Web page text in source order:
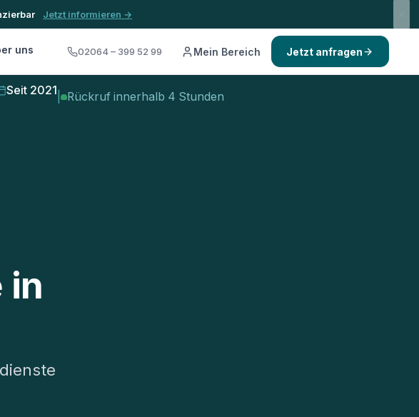
Jetzt informieren →
uns 02064 – 399 52 99 Mein Bereich Jetzt anfragen
Seit 2021 | Rückruf innerhalb 4 Stunden
in